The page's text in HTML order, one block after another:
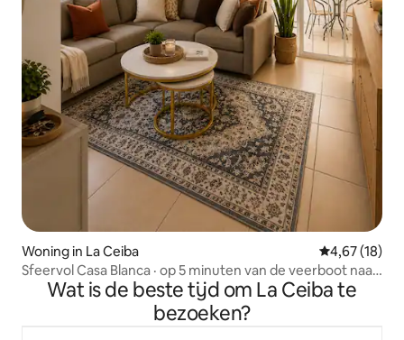
Woning in La Ceiba Gemiddelde
4,67 (18)
Sfeervol Casa Blanca · op 5 minuten van de veerboot naar
de Bay Islands
Wat is de beste tijd om La Ceiba te
bezoeken?